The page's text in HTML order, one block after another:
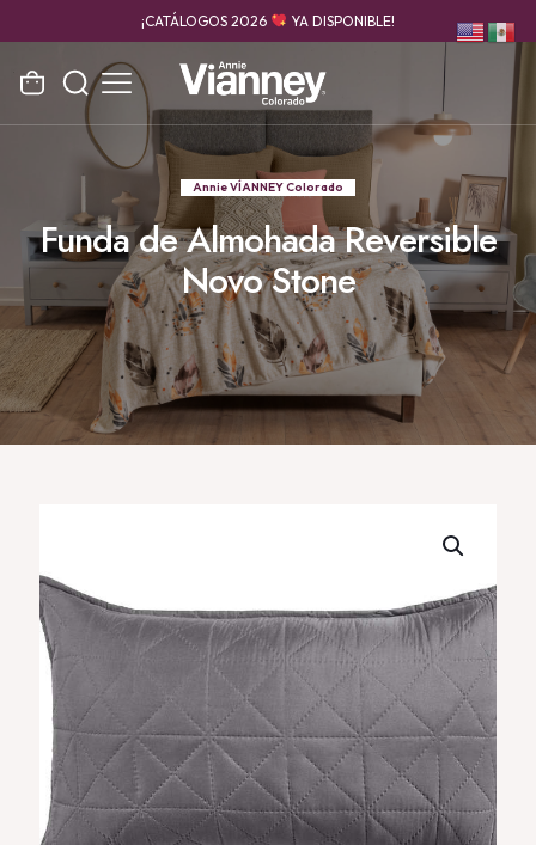
¡CATÁLOGOS 2026 YA DISPONIBLE!
Annie VÍANNEY Colorado
Funda de Almohada Reversible
Novo Stone